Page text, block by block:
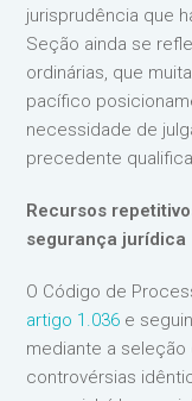
jurisprudência que
Seção ainda se
ordinárias, que
pacífico
necessidade de
precedente
Recursos
segurança jurídica
O Código de
artigo 1.036 e
mediante a
controvérsias